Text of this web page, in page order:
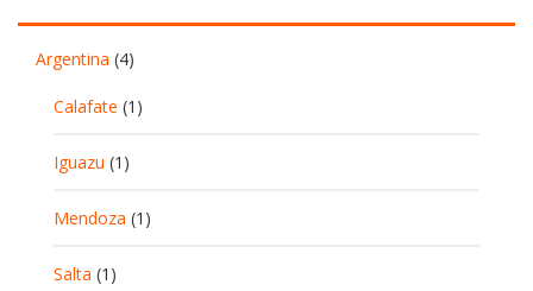
Argentina (4)
Calafate (1)
Iguazu (1)
Mendoza (1)
Salta (1)